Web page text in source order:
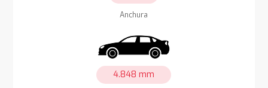
Anchura
4.848 mm